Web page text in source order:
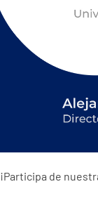
¡Participa de